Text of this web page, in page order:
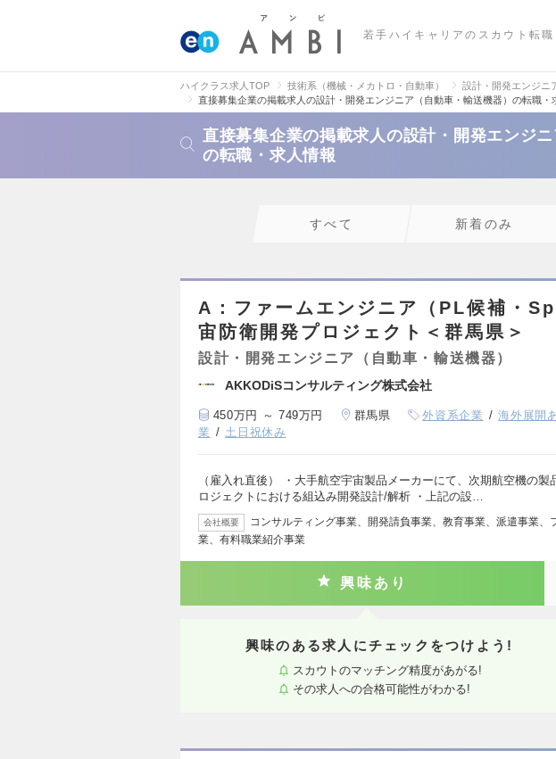
若手ハイキャリアのスカウト転職
ハイクラス求人TOP 技術系（機械・メカトロ・自動車）
設計・開発エンジニ
直接募集企業の掲載求人の設計・開発エンジニア（自動車・輸送機器）の転職・
直接募集企業の掲載求人の設計・開発エンジニ
の転職・求人情報
すべて 新着のみ
A：ファームエンジニア（PL候補・
宙防衛開発プロジェクト＜群馬県＞
設計・開発エンジニア（自動車・輸送機器）
AKKODiSコンサルティング株式会社
450万円 ～ 749万円 群馬県 外資系企業 海外展開
業
土日祝休み
（雇入れ直後） ・大手航空宇宙製品メーカーにて、次期航空機の製
ロジェクトにおける組込み開発設計/解析 ・上記の設…
会社概要
コンサルティング事業、開発請負事業、教育事業、派遣事業、
業、有料職業紹介事業
興味あり
興味のある求人にチェックをつけよう!
スカウトのマッチング精度があがる!
その求人への合格可能性がわかる!